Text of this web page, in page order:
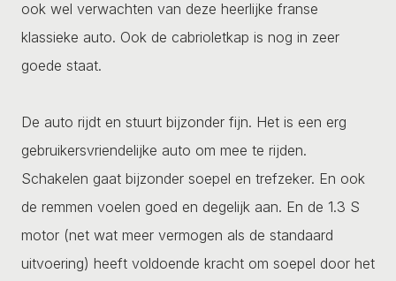
ook wel verwachten van deze heerlijke franse
klassieke auto. Ook de cabrioletkap is nog in zeer
goede staat.
De auto rijdt en stuurt bijzonder fijn. Het is een erg
gebruikersvriendelijke auto om mee te rijden.
Schakelen gaat bijzonder soepel en trefzeker. En ook
de remmen voelen goed en degelijk aan. En de 1.3 S
motor (net wat meer vermogen als de standaard
uitvoering) heeft voldoende kracht om soepel door het